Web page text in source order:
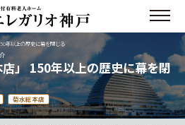
年以上の歴史に幕を閉じる
」 150年以上の歴史に幕を閉
菊水総本店